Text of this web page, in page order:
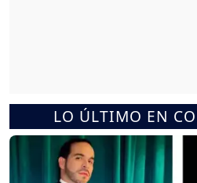
LO ÚLTIMO EN